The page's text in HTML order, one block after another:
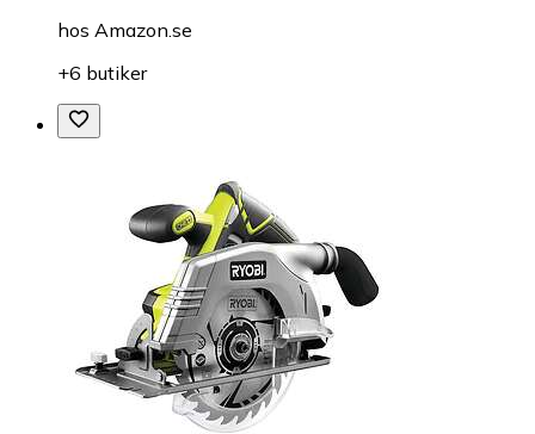
hos Amazon.se
+6 butiker